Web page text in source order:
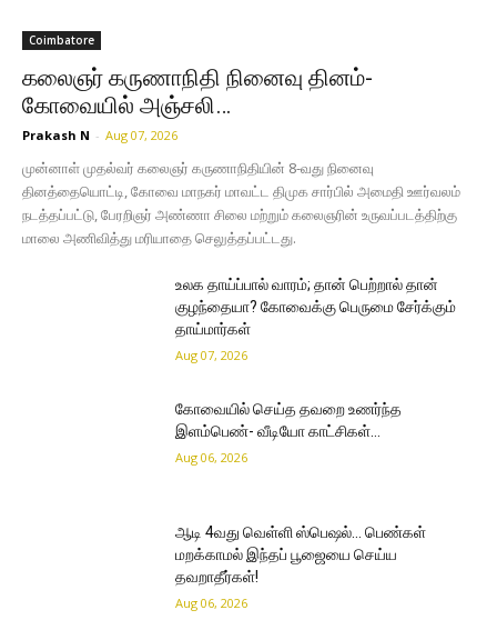
Coimbatore
கலைஞர் கருணாநிதி நினைவு தினம்-
கோவையில் அஞ்சலி…
Prakash N - Aug 07, 2026
முன்னாள் முதல்வர் கலைஞர் கருணாநிதியின் 8-வது நினைவு
தினத்தையொட்டி, கோவை மாநகர் மாவட்ட திமுக சார்பில் அமைதி ஊர்வலம்
நடத்தப்பட்டு, பேரறிஞர் அண்ணா சிலை மற்றும் கலைஞரின் உருவப்படத்திற்கு
மாலை அணிவித்து மரியாதை செலுத்தப்பட்டது.
உலக தாய்ப்பால் வாரம்; தான் பெற்றால் தான்
குழந்தையா? கோவைக்கு பெருமை சேர்க்கும்
தாய்மார்கள்
Aug 07, 2026
கோவையில் செய்த தவறை உணர்ந்த
இளம்பெண்- வீடியோ காட்சிகள்…
Aug 06, 2026
ஆடி 4வது வெள்ளி ஸ்பெஷல்… பெண்கள்
மறக்காமல் இந்தப் பூஜையை செய்ய
தவறாதீர்கள்!
Aug 06, 2026